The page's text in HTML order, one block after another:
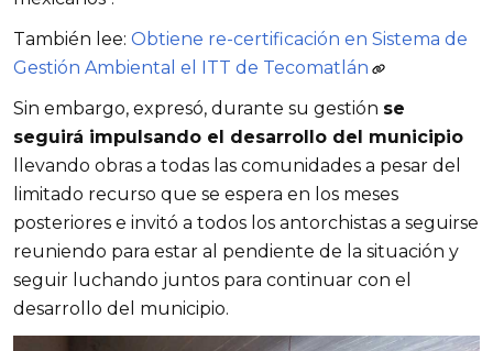
También lee: Obtiene re-certificación en Sistema de
Gestión Ambiental el ITT de Tecomatlán
Sin embargo, expresó, durante su gestión se
seguirá impulsando el desarrollo del municipio
llevando obras a todas las comunidades a pesar del
limitado recurso que se espera en los meses
posteriores e invitó a todos los antorchistas a seguirse
reuniendo para estar al pendiente de la situación y
seguir luchando juntos para continuar con el
desarrollo del municipio.